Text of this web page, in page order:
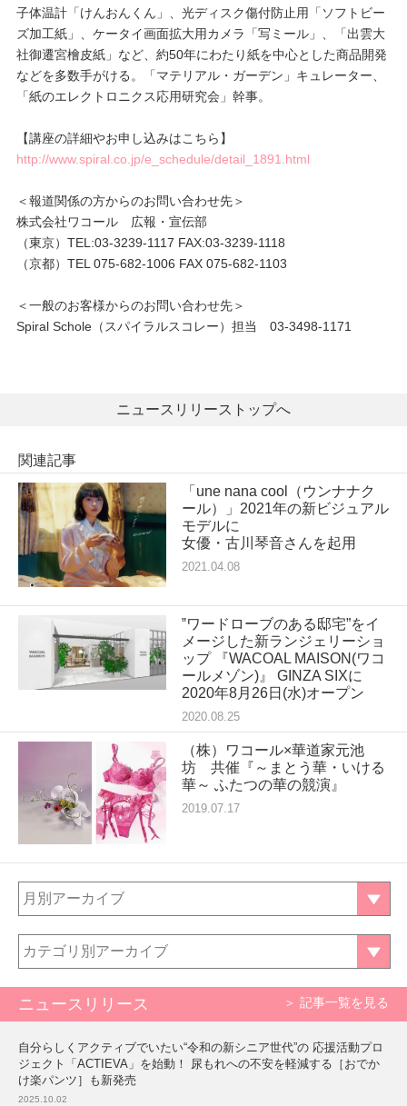
子体温計「けんおんくん」、光ディスク傷付防止用「ソフトビー
ズ加工紙」、ケータイ画面拡大用カメラ「写ミール」、「出雲大
社御遷宮檜皮紙」など、約50年にわたり紙を中心とした商品開発
などを多数手がける。「マテリアル・ガーデン」キュレーター、
「紙のエレクトロニクス応用研究会」幹事。
【講座の詳細やお申し込みはこちら】
http://www.spiral.co.jp/e_schedule/detail_1891.html
＜報道関係の方からのお問い合わせ先＞
株式会社ワコール 広報・宣伝部
（東京）TEL:03-3239-1117 FAX:03-3239-1118
（京都）TEL 075-682-1006 FAX 075-682-1103
＜一般のお客様からのお問い合わせ先＞
Spiral Schole（スパイラルスコレー）担当 03-3498-1171
ニュースリリーストップへ
関連記事
「une nana cool（ウンナナク
ール）」2021年の新ビジュアル
モデルに
女優・古川琴音さんを起用
2021.04.08
‟ワードローブのある邸宅”をイ
メージした新ランジェリーショ
ップ 『WACOAL MAISON(ワコ
ールメゾン)』 GINZA SIXに
2020年8月26日(水)オープン
2020.08.25
（株）ワコール×華道家元池
坊 共催『～まとう華・いける
華～ ふたつの華の競演』
2019.07.17
月別アーカイブ
カテゴリ別アーカイブ
ニュースリリース ＞ 記事一覧を見る
自分らしくアクティブでいたい“令和の新シニア世代”の 応援活動プロ
ジェクト「ACTIEVA」を始動！ 尿もれへの不安を軽減する［おでか
け楽パンツ］も新発売
2025.10.02